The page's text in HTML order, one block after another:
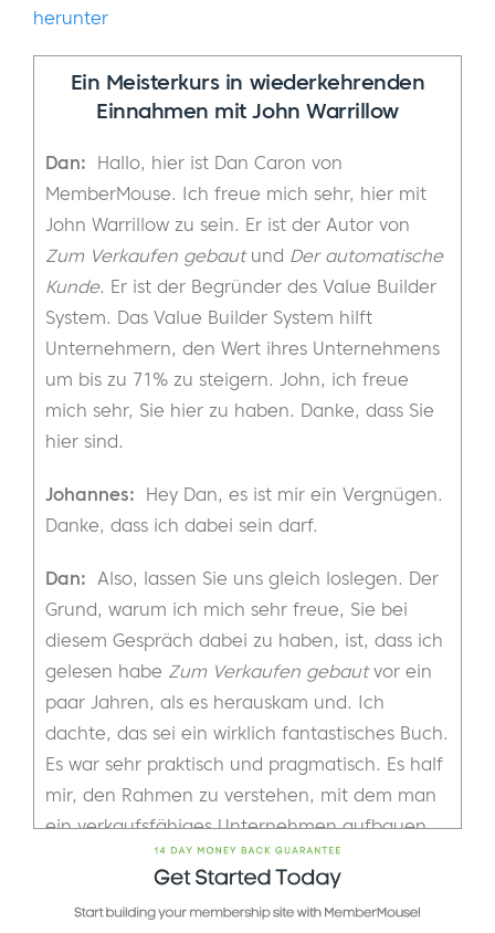
herunter
Ein Meisterkurs in wiederkehrenden
Einnahmen mit John Warrillow
Dan: Hallo, hier ist Dan Caron von
MemberMouse. Ich freue mich sehr, hier mit
John Warrillow zu sein. Er ist der Autor von
Zum Verkaufen gebautund Der automatische
Kunde. Er ist der Begründer des Value Builder
System. Das Value Builder System hilft
Unternehmern, den Wert ihres Unternehmens
um bis zu 71% zu steigern. John, ich freue
mich sehr, Sie hier zu haben. Danke, dass Sie
hier sind.
Johannes: Hey Dan, es ist mir ein Vergnügen.
Danke, dass ich dabei sein darf.
Dan: Also, lassen Sie uns gleich loslegen. Der
Grund, warum ich mich sehr freue, Sie bei
diesem Gespräch dabei zu haben, ist, dass ich
gelesen habe Zum Verkaufen gebautvor ein
paar Jahren, als es herauskam und. Ich
dachte, das sei ein wirklich fantastisches Buch.
Es war sehr praktisch und pragmatisch. Es half
mir, den Rahmen zu verstehen, mit dem man
ein verkaufsfähiges Unternehmen aufbauen
kann. Ich habe noch keines meiner
Unternehmen verkauft, aber es ist zu einem
neuen Schwerpunkt meines